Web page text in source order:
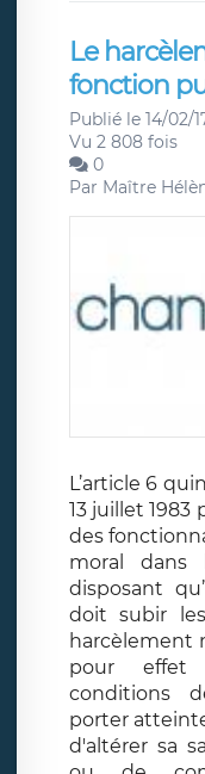
Le
fonction
Publié le 14/02/
Vu 2 808 fois
0
Par Maître
L’article 6
13 juillet
des
moral dans
disposant
doit subir
harcèlement
pour effet
conditions
porter
d'altérer sa